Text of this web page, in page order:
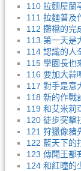
110 拉麵屋蘭
111 拉麵普及
112 攤檔的完
113 第一天是
114 認識的人
115 學園長也
116 要加大蒜
117 對手是意
118 新的作戰
119 和艾米莉
120 徒步突擊
121 狩獵像豬
122 藍天下的
123 傳聞王都
124 和紅瞳的